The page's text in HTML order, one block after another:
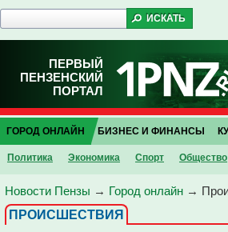
ПЕРВЫЙ
ПЕНЗЕНСКИЙ
ПОРТАЛ
ГОРОД ОНЛАЙН
Политика Экономика Спорт Общество
БИЗНЕС И ФИНАНСЫ
Новости Пензы → Город онлайн →
ПРОИCШЕСТВИЯ